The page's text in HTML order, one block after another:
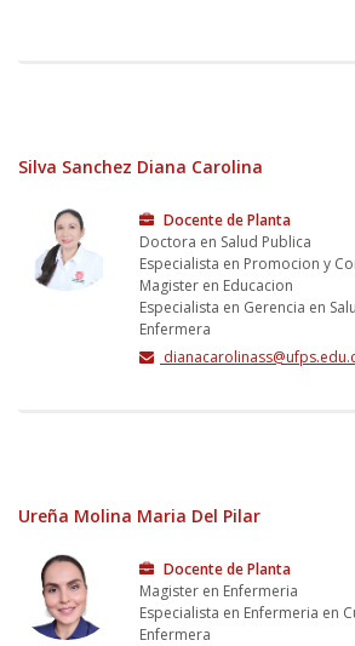
Silva Sanchez Diana Carolina
Docente de Planta
Doctora en Salud Publica
Especialista en Promocion y
Magister en Educacion
Especialista en Gerencia en
Enfermera
Ureña Molina Maria Del Pilar
Docente de Planta
Magister en Enfermeria
Especialista en Enfermeria en
Enfermera